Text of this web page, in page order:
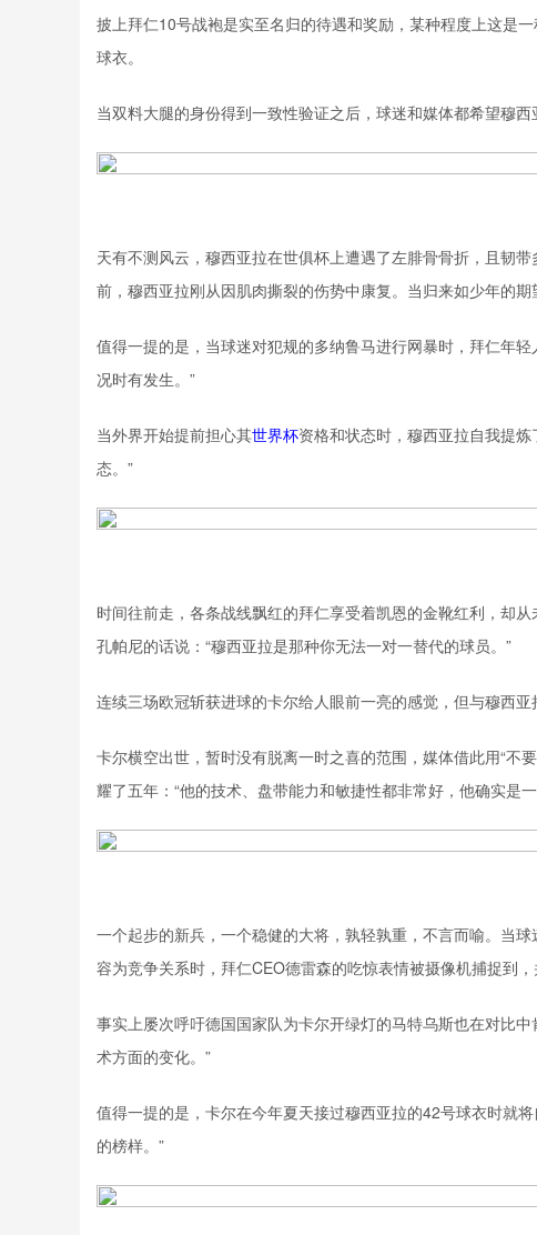
披上拜仁10号战袍是实至名归的待遇和奖励，某种程度上这是
球衣。
当双料大腿的身份得到一致性验证之后，球迷和媒体都希望穆西
天有不测风云，穆西亚拉在世俱杯上遭遇了左腓骨骨折，且韧
前，穆西亚拉刚从因肌肉撕裂的伤势中康复。当归来如少年的
值得一提的是，当球迷对犯规的多纳鲁马进行网暴时，拜仁年
况时有发生。”
当外界开始提前担心其世界杯资格和状态时，穆西亚拉自我提
态。”
时间往前走，各条战线飘红的拜仁享受着凯恩的金靴红利，却
孔帕尼的话说：“穆西亚拉是那种你无法一对一替代的球员。”
连续三场欧冠斩获进球的卡尔给人眼前一亮的感觉，但与穆西亚
卡尔横空出世，暂时没有脱离一时之喜的范围，媒体借此用“不
耀了五年：“他的技术、盘带能力和敏捷性都非常好，他确实是
一个起步的新兵，一个稳健的大将，孰轻孰重，不言而喻。当
容为竞争关系时，拜仁CEO德雷森的吃惊表情被摄像机捕捉到
事实上屡次呼吁德国国家队为卡尔开绿灯的马特乌斯也在对比中
术方面的变化。”
值得一提的是，卡尔在今年夏天接过穆西亚拉的42号球衣时就
的榜样。”